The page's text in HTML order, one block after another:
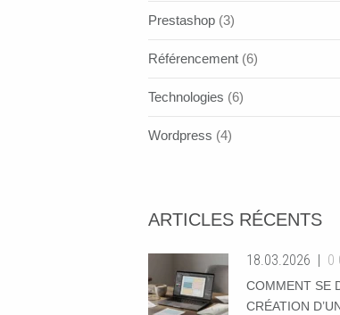
Prestashop (3)
Référencement (6)
Technologies (6)
Wordpress (4)
ARTICLES RÉCENTS
18.03.2026 0
COMMENT SE
CRÉATION